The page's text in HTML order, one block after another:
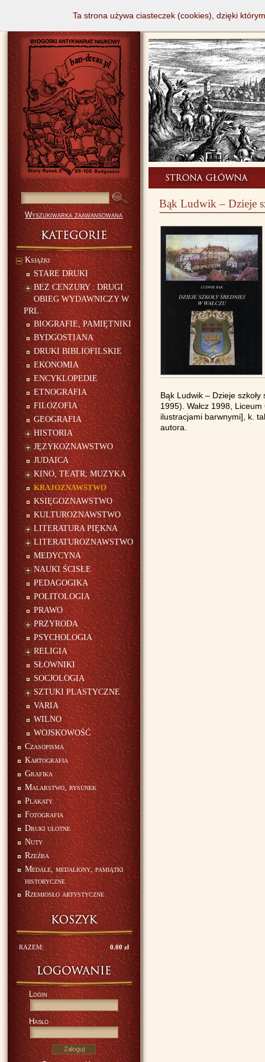
Wyszukiwarka zaawansowana
Książki
STARE DRUKI
BEZ CENZURY : DRUGI
OBIEG WYDAWNICZY W
PRL
BIOGRAFIE, PAMIĘTNIKI
BYDGOSTIANA
DRUKI BIBLIOFILSKIE
EKONOMIA
ENCYKLOPEDIE
ETNOGRAFIA
FILOZOFIA
GEOGRAFIA
HISTORIA
JĘZYKOZNAWSTWO
JUDAICA
KINO, TEATR, MUZYKA
KRAJOZNAWSTWO
KSIĘGOZNAWSTWO
KULTUROZNAWSTWO
LITERATURA PIĘKNA
LITERATUROZNAWSTWO
MEDYCYNA
NAUKI ŚCISŁE
PEDAGOGIKA
POLITOLOGIA
PRAWO
PRZYRODA
PSYCHOLOGIA
RELIGIA
SŁOWNIKI
SOCJOLOGIA
SZTUKI PLASTYCZNE
VARIA
WILNO
WOJSKOWOŚĆ
Czasopisma
Kartografia
Grafika
Malarstwo, rysunek
Plakaty
Fotografia
Druki ulotne
Nuty
Rzeźba
Medale, medaliony, pamiątki
historyczne
Rzemiosło artystyczne
RAZEM: 0.00 zł
Login
Hasło
Bąk Ludwik – Dzieje
Bąk Ludwik – Dzieje
1995). Wałcz 1998,
ilustracjami barwnymi], k.
autora.
Ta strona używa ciasteczek (cookies), dzięki